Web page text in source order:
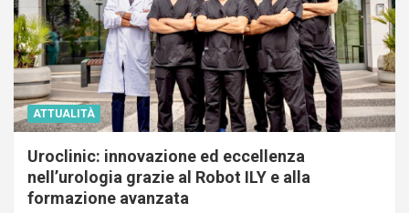
ATTUALITÀ
Uroclinic: innovazione ed eccellenza
nell’urologia grazie al Robot ILY e alla
formazione avanzata